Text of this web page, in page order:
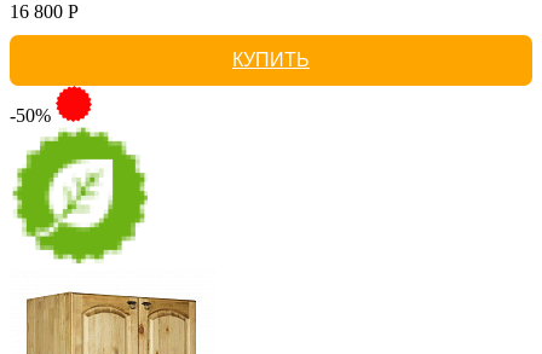
16 800 Р
КУПИТЬ
-50%